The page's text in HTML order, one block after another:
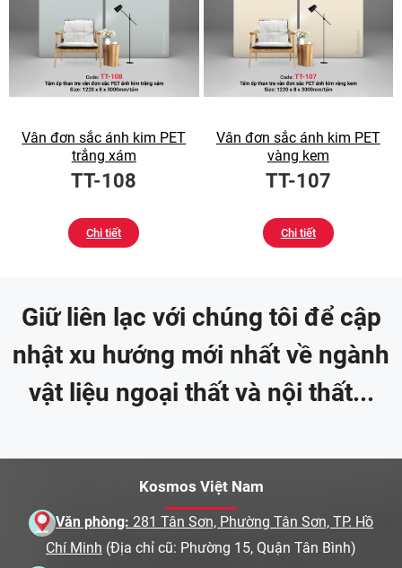
Vân đơn sắc ánh kim PET
trắng xám
TT-108
Chi tiết
Vân đơn sắc ánh kim PET
vàng kem
TT-107
Chi tiết
Giữ liên lạc với chúng tôi để cập
nhật xu hướng mới nhất về ngành
vật liệu ngoại thất và nội thất...
Kosmos Việt Nam
Văn phòng: 281 Tân Sơn, Phường Tân Sơn, TP. Hồ
Chí Minh (Địa chỉ cũ: Phường 15, Quận Tân Bình)